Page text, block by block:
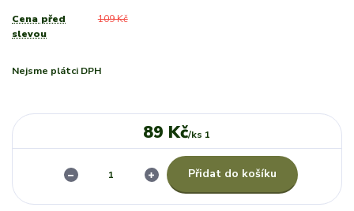
Cena před
slevou
109 Kč
Nejsme plátci DPH
89 Kč/ks 1
Přidat do košíku